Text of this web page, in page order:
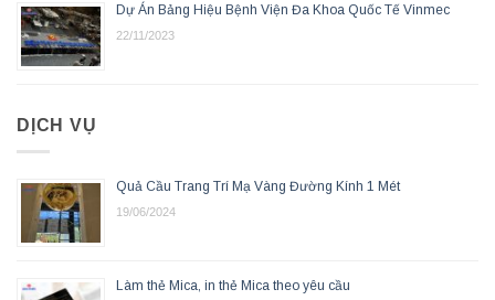
Dự Án Bảng Hiệu Bệnh Viện Đa Khoa Quốc Tế Vinmec
22/11/2023
DỊCH VỤ
Quả Cầu Trang Trí Mạ Vàng Đường Kính 1 Mét
19/06/2024
Làm thẻ Mica, in thẻ Mica theo yêu cầu